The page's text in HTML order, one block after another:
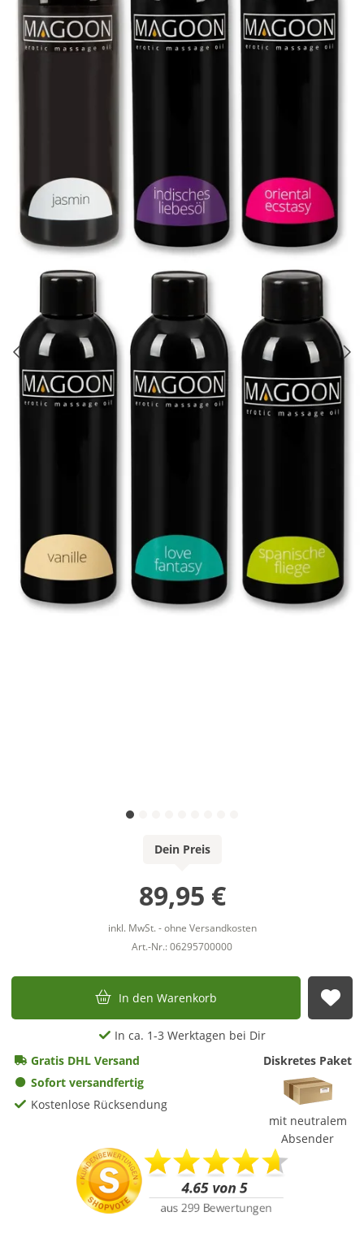
Dein Preis
89,95 €
inkl. MwSt. - ohne Versandkosten
Art.-Nr.: 06295700000
In den Warenkorb
In ca. 1-3 Werktagen bei Dir
Gratis DHL Versand
Sofort versandfertig
Kostenlose Rücksendung
Diskretes Paket
mit neutralem
Absender